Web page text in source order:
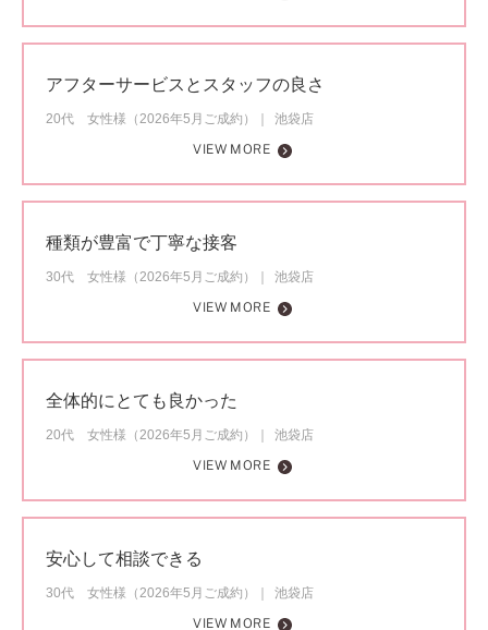
アフターサービスとスタッフの良さ
20代 女性様（2026年5月ご成約）
池袋店
VIEW MORE
種類が豊富で丁寧な接客
30代 女性様（2026年5月ご成約）
池袋店
VIEW MORE
全体的にとても良かった
20代 女性様（2026年5月ご成約）
池袋店
VIEW MORE
安心して相談できる
30代 女性様（2026年5月ご成約）
池袋店
VIEW MORE